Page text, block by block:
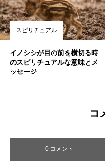
スピリチュアル
イノシシが目の前を横切る時
のスピリチュアルな意味とメ
ッセージ
コ
0 コメント